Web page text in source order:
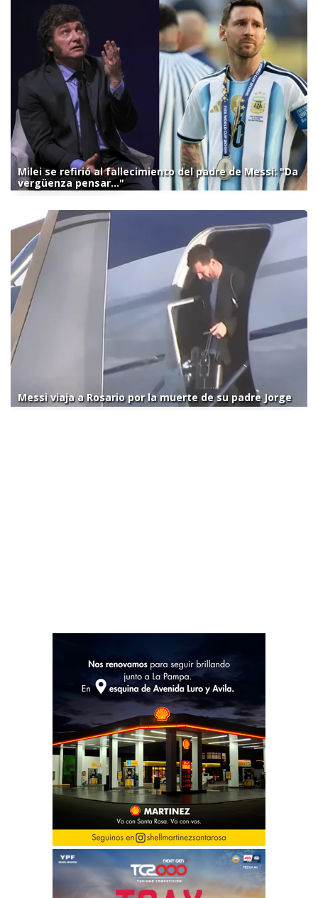
Milei se refirió al fallecimiento del padre de Messi: "Da
vergüenza pensar..."
Messi viaja a Rosario por la muerte de su padre Jorge